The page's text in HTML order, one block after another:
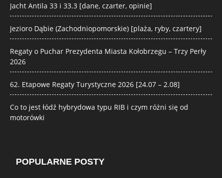
Jacht Antila 33 i 33.3 [dane, czarter, opinie]
Jezioro Dąbie (Zachodniopomorskie) [plaża, ryby, czartery]
Regaty o Puchar Prezydenta Miasta Kołobrzegu – Trzy Perły
2026
62. Etapowe Regaty Turystyczne 2026 [24.07 – 2.08]
Co to jest łódź hybrydowa typu RIB i czym różni się od
motorówki
POPULARNE POSTY